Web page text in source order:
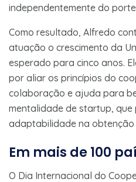
independentemente do
Como resultado, Alfredo
atuação o crescimento da
esperado para cinco anos.
por aliar os princípios do
colaboração e ajuda para
mentalidade de startup, que
adaptabilidade na obtenção
Em mais de 100
O Dia Internacional do